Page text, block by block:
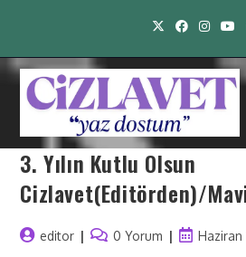
3. Yılın Kutlu Olsun
Cizlavet(Editörden)/
editor 0 Yorum Haziran